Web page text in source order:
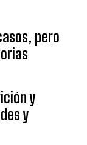
pero
y
y